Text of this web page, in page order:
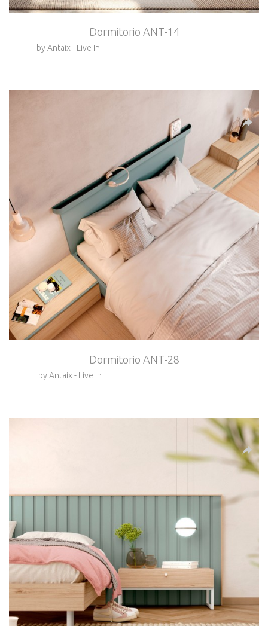
Dormitorio ANT-14
by Antaix - Live In
Dormitorio ANT-28
by Antaix - Live In